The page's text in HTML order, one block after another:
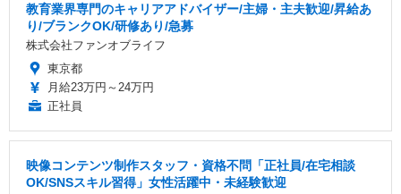
教育業界専門のキャリアアドバイザー/主婦・主夫歓迎/昇給あ
り/ブランクOK/研修あり/急募
株式会社ファンオブライフ
東京都
月給23万円～24万円
正社員
映像コンテンツ制作スタッフ・資格不問「正社員/在宅相談
OK/SNSスキル習得」女性活躍中・未経験歓迎